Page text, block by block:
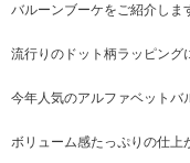
バルーンブーケをご紹介しま
流行りのドット柄ラッピング
今年人気のアルファベットバ
ボリューム感たっぷりの仕上